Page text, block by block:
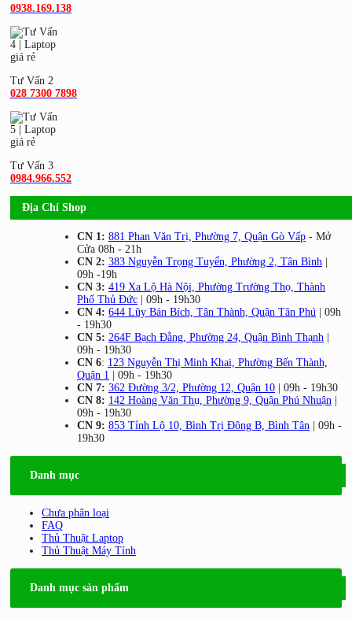
0938.169.138
Tư Vấn 2
028 7300 7898
Tư Vấn 3
0984.966.552
Địa Chỉ Shop
CN 1: 881 Phan Văn Trị, Phường 7, Quận Gò Vấp - Mở
Cửa 08h - 21h
CN 2: 383 Nguyễn Trọng Tuyển, Phường 2, Tân Bình
09h -19h
CN 3: 419 Xa Lộ Hà Nội, Phường Trường Thọ, Thành
Phố Thủ Đức | 09h - 19h30
CN 4: 644 Lũy Bán Bích, Tân Thành, Quận Tân Phú | 09h
- 19h30
CN 5: 264F Bạch Đằng, Phường 24, Quận Bình Thạnh
09h - 19h30
CN 6: 123 Nguyễn Thị Minh Khai, Phường Bến Thành,
Quận 1
| 09h - 19h30
CN 7: 362 Đường 3/2, Phường 12, Quận 10 | 09h - 19h30
CN 8: 142 Hoàng Văn Thụ, Phường 9, Quận Phú Nhuận
09h - 19h30
CN 9: 853 Tỉnh Lộ 10, Bình Trị Đông B, Bình Tân | 09h -
19h30
Danh mục
Chưa phân loại
FAQ
Thủ Thuật Laptop
Thủ Thuật Máy Tính
Danh mục sản phẩm